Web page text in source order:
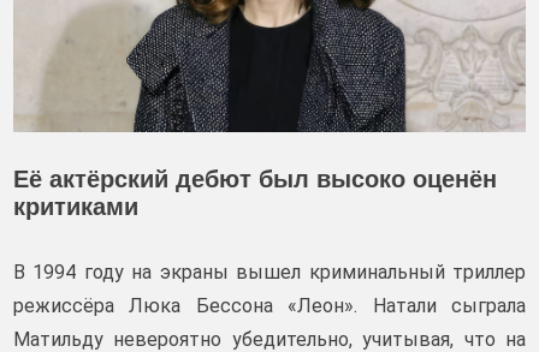
Её актёрский дебют был высоко оценён
критиками
В 1994 году на экраны вышел криминальный триллер
режиссёра Люка Бессона «Леон». Натали сыграла
Матильду невероятно убедительно, учитывая, что на